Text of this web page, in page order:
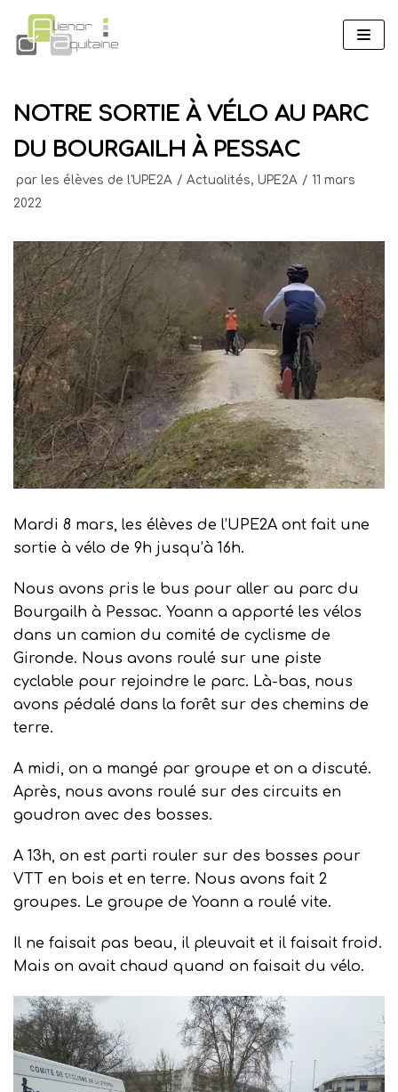
Aller
au
NOTRE SORTIE À VÉLO AU PARC
DU BOURGAILH À PESSAC
par les élèves de l'UPE2A Actualités, UPE2A
11 mars
2022
Mardi 8 mars, les élèves de l’UPE2A ont fait une
sortie à vélo de 9h jusqu’à 16h.
Nous avons pris le bus pour aller au parc du
Bourgailh à Pessac. Yoann a apporté les vélos
dans un camion du comité de cyclisme de
Gironde. Nous avons roulé sur une piste
cyclable pour rejoindre le parc. Là-bas, nous
avons pédalé dans la forêt sur des chemins de
terre.
A midi, on a mangé par groupe et on a discuté.
Après, nous avons roulé sur des circuits en
goudron avec des bosses.
A 13h, on est parti rouler sur des bosses pour
VTT en bois et en terre. Nous avons fait 2
groupes. Le groupe de Yoann a roulé vite.
Il ne faisait pas beau, il pleuvait et il faisait froid.
Mais on avait chaud quand on faisait du vélo.